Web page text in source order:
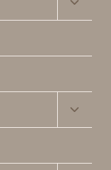
menu
menu